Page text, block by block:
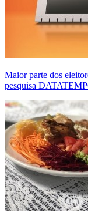
Maior parte dos
pesquisa